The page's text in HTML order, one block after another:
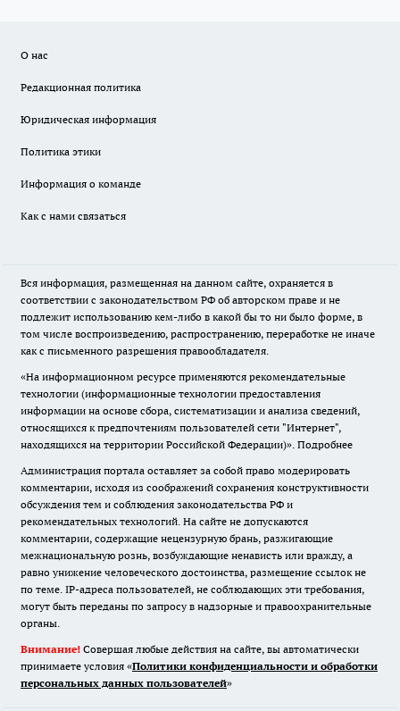
О нас
Редакционная политика
Юридическая информация
Политика этики
Информация о команде
Как с нами связаться
Вся информация, размещенная на данном сайте, охраняется в
соответствии с законодательством РФ об авторском праве и не
подлежит использованию кем-либо в какой бы то ни было форме, в
том числе воспроизведению, распространению, переработке не иначе
как с письменного разрешения правообладателя.
«На информационном ресурсе применяются рекомендательные
технологии (информационные технологии предоставления
информации на основе сбора, систематизации и анализа сведений,
относящихся к предпочтениям пользователей сети "Интернет",
находящихся на территории Российской Федерации)». Подробнее
Администрация портала оставляет за собой право модерировать
комментарии, исходя из соображений сохранения конструктивности
обсуждения тем и соблюдения законодательства РФ и
рекомендательных технологий. На сайте не допускаются
комментарии, содержащие нецензурную брань, разжигающие
межнациональную рознь, возбуждающие ненависть или вражду, а
равно унижение человеческого достоинства, размещение ссылок не
по теме. IP-адреса пользователей, не соблюдающих эти требования,
могут быть переданы по запросу в надзорные и правоохранительные
органы.
Внимание! Совершая любые действия на сайте, вы автоматически
принимаете условия «Политики конфиденциальности и обработки
персональных данных пользователей»